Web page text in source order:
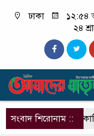
ঢাকা
১২:৫৪
২৪
সংবাদ শিরোনাম ::
১৩ হাজার কোটি